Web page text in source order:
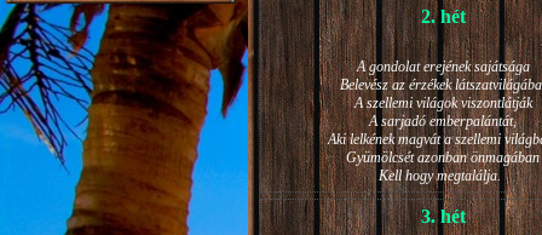
2. hét
A gondolat erejének sajátsága
Belevész az érzékek
A szellemi világok viszontlátják
A sarjadó emberpalántát,
Aki lelkének magvát a szellemi
Gyümölcsét azonban önmagában
Kell hogy megtalálja.
3. hét